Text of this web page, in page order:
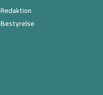
Redaktion
Bestyrelse